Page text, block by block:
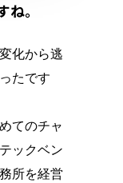
。
化から逃
たです
てのチャ
ックベン
所を経営